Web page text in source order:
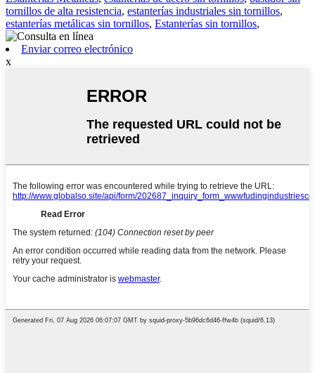
tornillos de alta resistencia, estanterías industriales sin tornillos,
estanterías metálicas sin tornillos, Estanterías sin tornillos,
Enviar correo electrónico
x